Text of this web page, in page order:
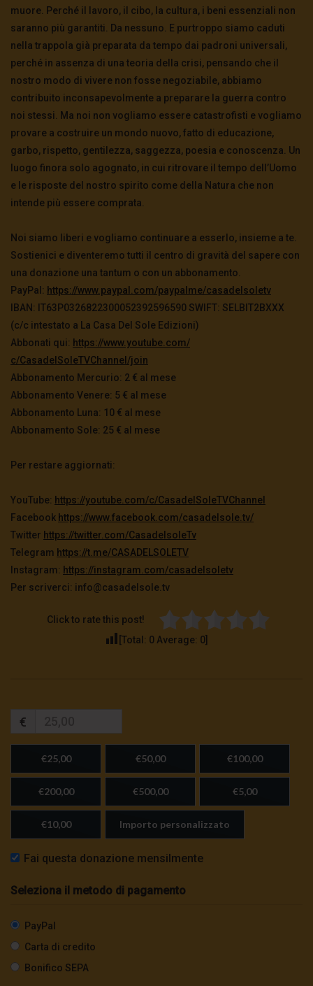
muore. Perché il lavoro, il cibo, la cultura, i beni essenziali non
saranno più garantiti. Da nessuno. E purtroppo siamo caduti
nella trappola già preparata da tempo dai padroni universali,
perché in assenza di una teoria della crisi, pensando che il
nostro modo di vivere non fosse negoziabile, abbiamo
contribuito inconsapevolmente a preparare la guerra contro
noi stessi. Ma noi non vogliamo essere catastrofisti e vogliamo
provare a costruire un mondo nuovo, fatto di educazione,
garbo, rispetto, gentilezza, saggezza, poesia e conoscenza. Un
luogo finora solo agognato, in cui ritrovare il tempo dell’Uomo
e le risposte del nostro spirito come della Natura che non
intende più essere comprata.
Noi siamo liberi e vogliamo continuare a esserlo, insieme a te.
Sostienici e diventeremo tutti il centro di gravità del sapere con
una donazione una tantum o con un abbonamento.
PayPal: https://www.paypal. com/paypalme/casadelsoletv
IBAN: IT63P0326822300052392596590 SWIFT: SELBIT2BXXX
(c/c intestato a La Casa Del Sole Edizioni)
Abbonati qui: https://www.youtube.com/
c/CasadelSoleTVChannel/join
Abbonamento Mercurio: 2 € al mese
Abbonamento Venere: 5 € al mese
Abbonamento Luna: 10 € al mese
Abbonamento Sole: 25 € al mese
Per restare aggiornati:
YouTube: https://youtube.com/c/CasadelSoleTVChannel
Facebook https://www.facebook.com/casadelsole.tv/
Twitter https://twitter.com/CasadelsoleTv
Telegram https://t.me/CASADELSOLETV
Instagram: https://instagram.com/casadelsoletv
Per scriverci: info@casadelsole.tv
Click to rate this post!
[Total: 0 Average: 0
€
€25,00 €50,00 €100,00
€200,00 €500,00 €5,00
€10,00 Importo personalizzato
Fai questa donazione mensilmente
Seleziona il metodo di pagamento
PayPal
Carta di credito
Bonifico SEPA